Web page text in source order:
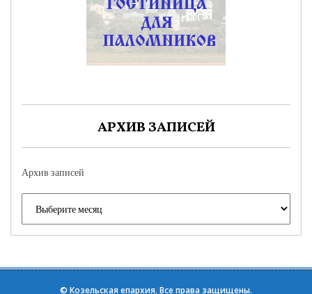
АРХИВ ЗАПИСЕЙ
Архив записей
© Козельская епархия. Все права защищены.